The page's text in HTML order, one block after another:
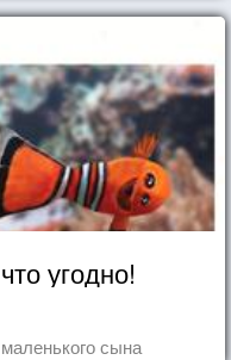
угодно!
сына